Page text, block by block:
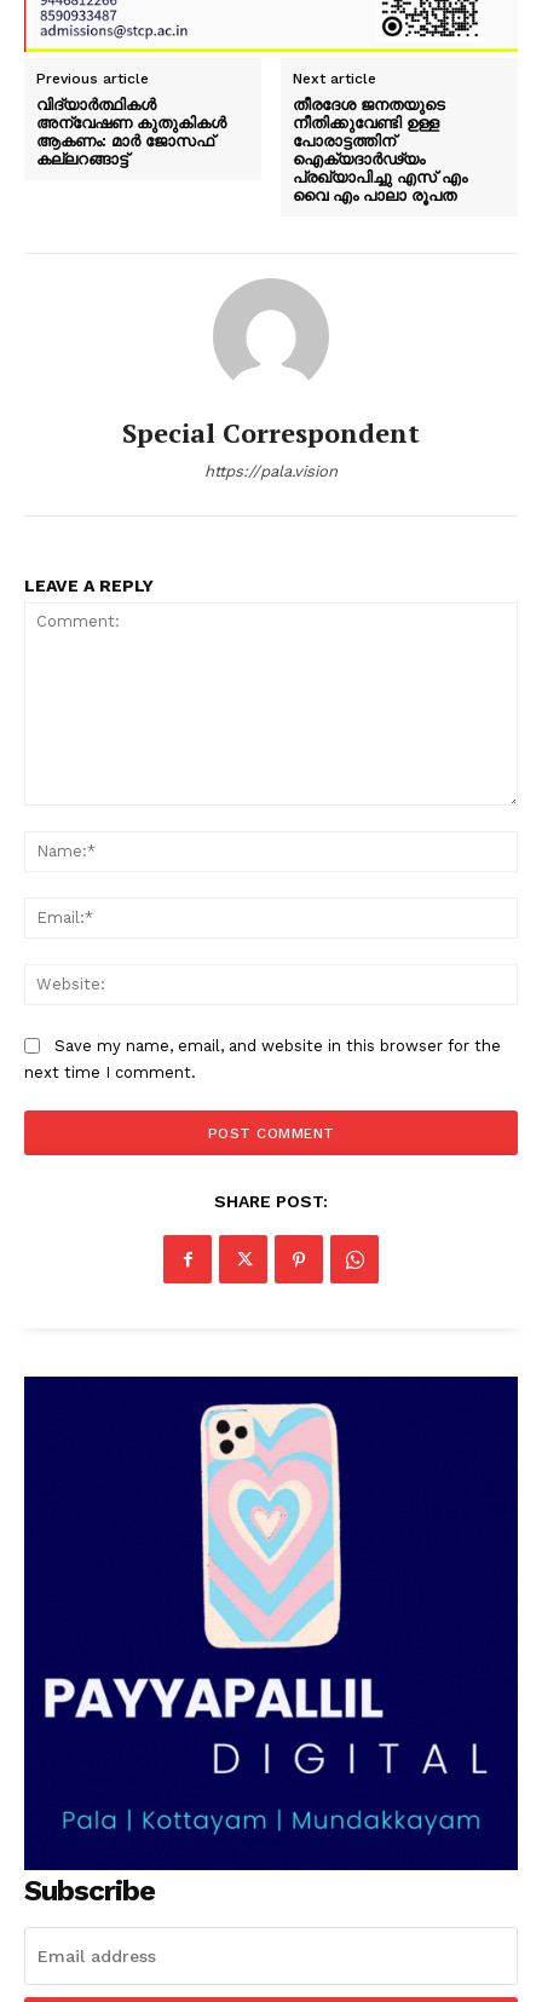
PALA VISION
Previous article
വിദ്യാര്‍ത്ഥികള്‍
അന്വേഷണ കുതുകികള്‍
ആകണം: മാര്‍ ജോസഫ്
കല്ലറങ്ങാട്ട്
Next article
തീരദേശ ജനതയുടെ
നീതിക്കുവേണ്ടി ഉള്ള
പോരാട്ടത്തിന്
ഐക്യദാർഢ്യം
പ്രഖ്യാപിച്ചു എസ് എം
വൈ എം പാലാ രൂപത
Special Correspondent
https://pala.vision
LEAVE A REPLY
Save my name, email, and website in this browser for the
next time I comment.
SHARE POST:
Subscribe